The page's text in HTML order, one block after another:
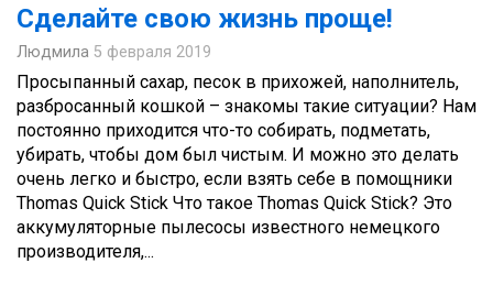
Сделайте свою жизнь проще!
Людмила 5 февраля 2019
Просыпанный сахар, песок в прихожей, наполнитель,
разбросанный кошкой – знакомы такие ситуации? Нам
постоянно приходится что-то собирать, подметать,
убирать, чтобы дом был чистым. И можно это делать
очень легко и быстро, если взять себе в помощники
Thomas Quick Stick Что такое Thomas Quick Stick? Это
аккумуляторные пылесосы известного немецкого
производителя,...